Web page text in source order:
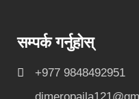
सम्पर्क गर्नुहोस्
+977 9848492951